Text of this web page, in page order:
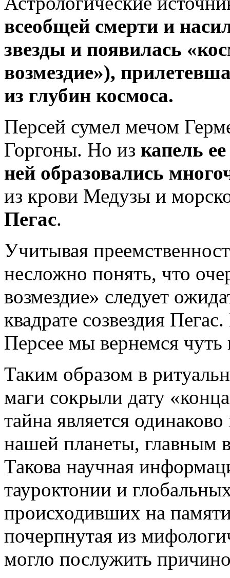
всеобщей смерти и
звезды и появилась
возмездие»),
из глубин космоса.
Персей сумел мечом
Горгоны. Но из капель
ней образовались
из крови Медузы и
Пегас.
Учитывая
несложно понять, что
возмездие» следует
квадрате созвездия
Персее мы вернемся чуть
Таким образом в
маги сокрыли дату
тайна является
нашей планеты, главным
Такова научная
тауроктонии и
происходивших на
почерпнутая из
могло послужить